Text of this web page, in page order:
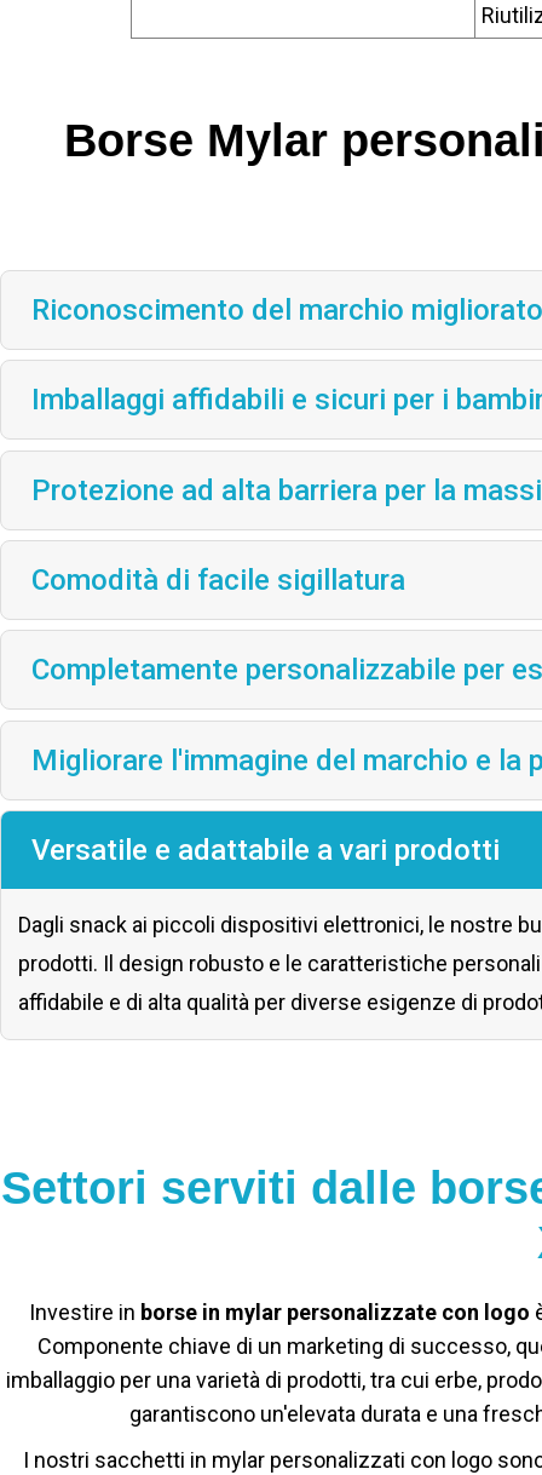
Borse Mylar
Riconoscimento del marchio migliorato
Imballaggi affidabili e sicuri per i
Protezione ad alta barriera per la
Comodità di facile sigillatura
Completamente personalizzabile per
Migliorare l'immagine del marchio e la
Versatile e adattabile a vari prodotti
Dagli snack ai piccoli dispositivi elettronici, le nostre
prodotti. Il design robusto e le caratteristiche
affidabile e di alta qualità per diverse esigenze di
Settori serviti dalle
Investire in borse in mylar personalizzate con logo
Componente chiave di un marketing di successo,
imballaggio per una varietà di prodotti, tra cui erbe,
garantiscono un'elevata durata e una
I nostri sacchetti in mylar personalizzati con logo